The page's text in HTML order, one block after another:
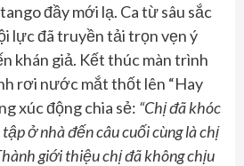
đầy mới lạ. Ca từ sâu sắc
lực đã truyền tải trọn vẹn ý
khán giả. Kết thúc màn trình
rơi nước mắt thốt lên “Hay
xúc động chia sẻ: “Chị đã khóc
ở nhà đến câu cuối cùng là chị
giới thiệu chị đã không chịu